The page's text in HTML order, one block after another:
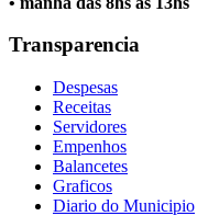
Transparencia
Despesas
Receitas
Servidores
Empenhos
Balancetes
Graficos
Diario do Municipio